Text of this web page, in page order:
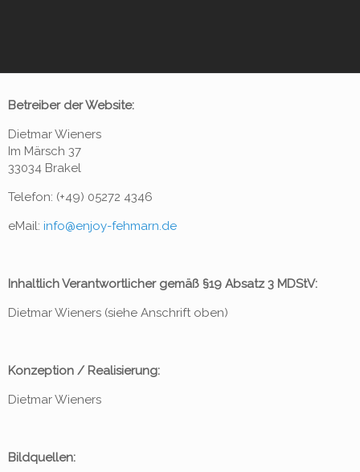
Betreiber der Website:
Dietmar Wieners
Im Märsch 37
33034 Brakel
Telefon: (+49) 05272 4346
eMail: info@enjoy-fehmarn.de
Inhaltlich Verantwortlicher gemäß §19 Absatz 3 MDStV:
Dietmar Wieners (siehe Anschrift oben)
Konzeption / Realisierung:
Dietmar Wieners
Bildquellen: